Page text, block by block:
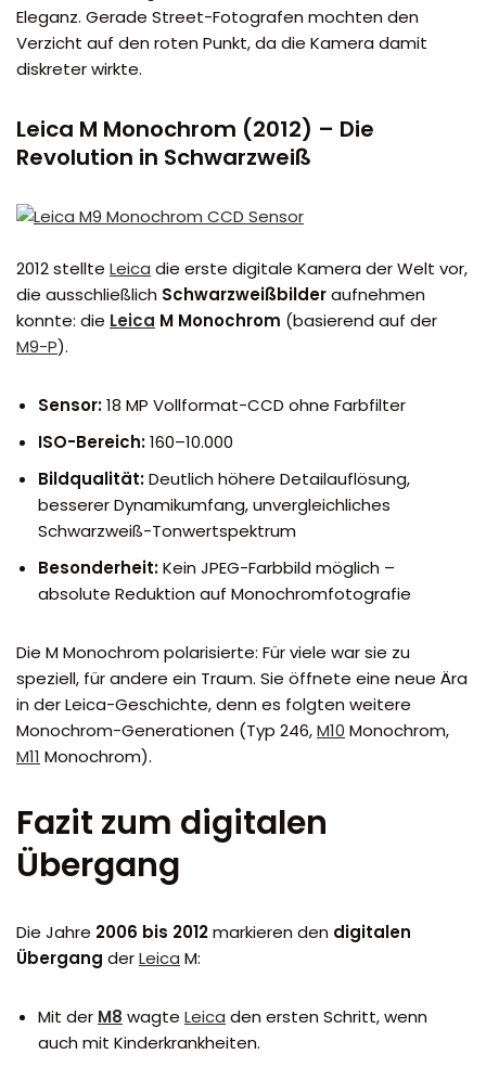
Eleganz. Gerade Street-Fotografen mochten den
Verzicht auf den roten Punkt, da die Kamera damit
diskreter wirkte.
Leica M Monochrom (2012) – Die
Revolution in Schwarzweiß
2012 stellte Leica die erste digitale Kamera der Welt vor,
die ausschließlich Schwarzweißbilderaufnehmen
konnte: die Leica M Monochrom (basierend auf der
M9-P).
Sensor:18 MP Vollformat-CCD ohne Farbfilter
ISO-Bereich:160–10.000
Bildqualität:Deutlich höhere Detailauflösung,
besserer Dynamikumfang, unvergleichliches
Schwarzweiß-Tonwertspektrum
Besonderheit:Kein JPEG-Farbbild möglich –
absolute Reduktion auf Monochromfotografie
Die M Monochrom polarisierte: Für viele war sie zu
speziell, für andere ein Traum. Sie öffnete eine neue Ära
in der Leica-Geschichte, denn es folgten weitere
Monochrom-Generationen (Typ 246,M10 Monochrom,
M11 Monochrom).
Fazit zum digitalen
Übergang
Die Jahre 2006 bis 2012markieren den digitalen
Übergang derLeica M:
Mit der M8 wagte Leica den ersten Schritt, wenn
auch mit Kinderkrankheiten.